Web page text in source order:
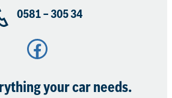
0581 – 305 34
Facebook
your car needs.